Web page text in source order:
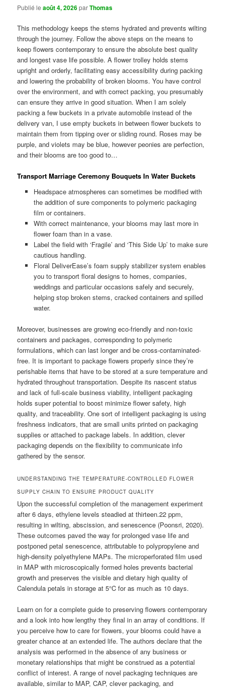
Publié leaoût 4, 2026parThomas
This methodology keeps the stems hydrated and prevents wilting
through the journey. Follow the above steps on the means to
keep flowers contemporary to ensure the absolute best quality
and longest vase life possible. A flower trolley holds stems
upright and orderly, facilitating easy accessibility during packing
and lowering the probability of broken blooms. You have control
over the environment, and with correct packing, you presumably
can ensure they arrive in good situation. When I am solely
packing a few buckets in a private automobile instead of the
delivery van, I use empty buckets in between flower buckets to
maintain them from tipping over or sliding round. Roses may be
purple, and violets may be blue, however peonies are perfection,
and their blooms are too good to…
Transport Marriage Ceremony Bouquets In Water Buckets
Headspace atmospheres can sometimes be modified with
the addition of sure components to polymeric packaging
film or containers.
With correct maintenance, your blooms may last more in
flower foam than in a vase.
Label the field with ‘Fragile’ and ‘This Side Up’ to make sure
cautious handling.
Floral DeliverEase’s foam supply stabilizer system enables
you to transport floral designs to homes, companies,
weddings and particular occasions safely and securely,
helping stop broken stems, cracked containers and spilled
water.
Moreover, businesses are growing eco-friendly and non-toxic
containers and packages, corresponding to polymeric
formulations, which can last longer and be cross-contaminated-
free. It is important to package flowers properly since they’re
perishable items that have to be stored at a sure temperature and
hydrated throughout transportation. Despite its nascent status
and lack of full-scale business viability, intelligent packaging
holds super potential to boost minimize flower safety, high
quality, and traceability. One sort of intelligent packaging is using
freshness indicators, that are small units printed on packaging
supplies or attached to package labels. In addition, clever
packaging depends on the flexibility to communicate info
gathered by the sensor.
UNDERSTANDING THE TEMPERATURE-CONTROLLED FLOWER
SUPPLY CHAIN TO ENSURE PRODUCT QUALITY
Upon the successful completion of the management experiment
after 6 days, ethylene levels steadied at thirteen.22 ppm,
resulting in wilting, abscission, and senescence (Poonsri, 2020).
These outcomes paved the way for prolonged vase life and
postponed petal senescence, attributable to polypropylene and
high-density polyethylene MAPs. The microperforated film used
in MAP with microscopically formed holes prevents bacterial
growth and preserves the visible and dietary high quality of
Calendula petals in storage at 5°C for as much as 10 days.
Learn on for a complete guide to preserving flowers contemporary
and a look into how lengthy they final in an array of conditions. If
you perceive how to care for flowers, your blooms could have a
greater chance at an extended life. The authors declare that the
analysis was performed in the absence of any business or
monetary relationships that might be construed as a potential
conflict of interest. A range of novel packaging techniques are
available, similar to MAP, CAP, clever packaging, and